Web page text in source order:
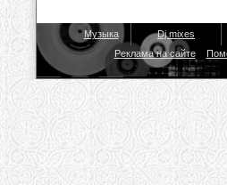
Музыка Dj mixes
Реклама на сайте